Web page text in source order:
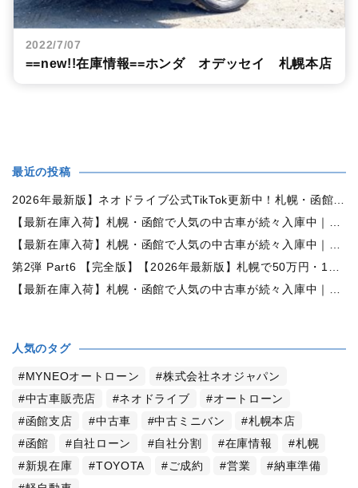
2022/7/07
==new!!在庫情報==ホンダ オデッセイ 札幌本店
最近の投稿
2026年最新版】ネオドライブ公式TikTok更新中！札幌・函館の中古車情報を動画で発信
【最新在庫入荷】札幌・函館で人気の中古車が続々入庫中｜早い者勝ち！【日産 ルークス660X 4WD】
【最新在庫入荷】札幌・函館で人気の中古車が続々入庫中｜早い者勝ち！【ダイハツ ムーヴコンテ660L 4WD】
第2弾 Part6 【完全版】【2026年最新版】札幌で50万円・100万円・150万円ならどんな中古車が買える？予算別中古車選び完全ガイド
【最新在庫入荷】札幌・函館で人気の中古車が続々入庫中｜早い者勝ち！【トヨタ ヴォクシー2.0ZS煌Ⅱ 4WD】
人気のタグ
MYNEOオートローン
株式会社ネオジャパン
中古車販売店
ネオドライブ
オートローン
函館支店
中古車 中古ミニバン
札幌本店
函館
自社ローン 自社分割 在庫情報
札幌
新規在庫
TOYOTA ご成約 営業
納車準備